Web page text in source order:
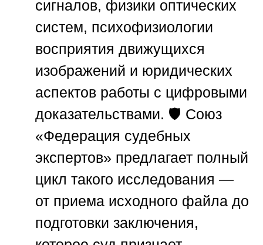
сигналов, физики оптических
систем, психофизиологии
восприятия движущихся
изображений и юридических
аспектов работы с цифровыми
доказательствами. 🛡️ Союз
«Федерация судебных
экспертов» предлагает полный
цикл такого исследования —
от приема исходного файла до
подготовки заключения,